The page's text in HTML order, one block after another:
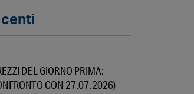
DEL GIORNO PRIMA:
CON 27.07.2026)